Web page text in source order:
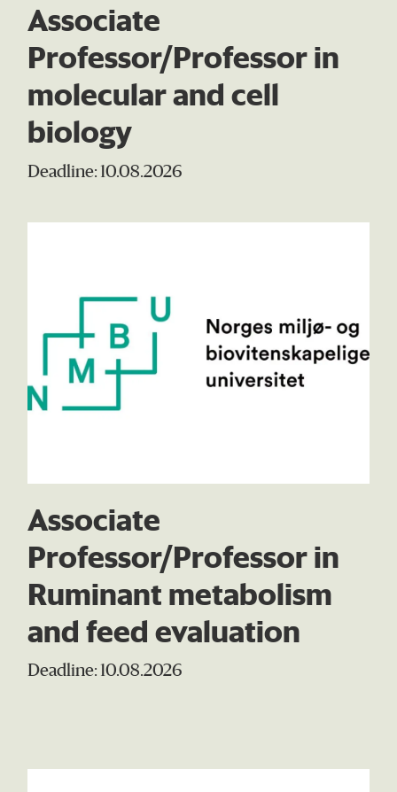
Associate
Professor/Professor in
molecular and cell
biology
Deadline: 10.08.2026
Associate
Professor/Professor in
Ruminant metabolism
and feed evaluation
Deadline: 10.08.2026